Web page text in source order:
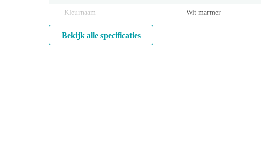
Kleurnaam Wit marmer
Bekijk alle specificaties